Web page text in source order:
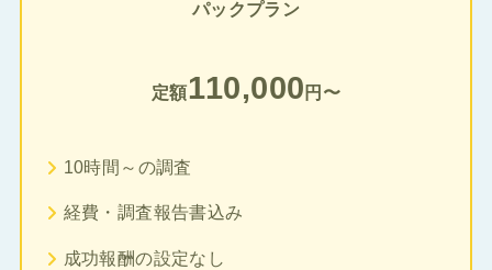
パックプラン
定額110,000 円〜
10時間～の調査
経費・調査報告書込み
成功報酬の設定なし